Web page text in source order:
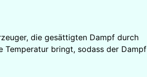
die gesättigten Dampf durch
Temperatur bringt, sodass der Dampf